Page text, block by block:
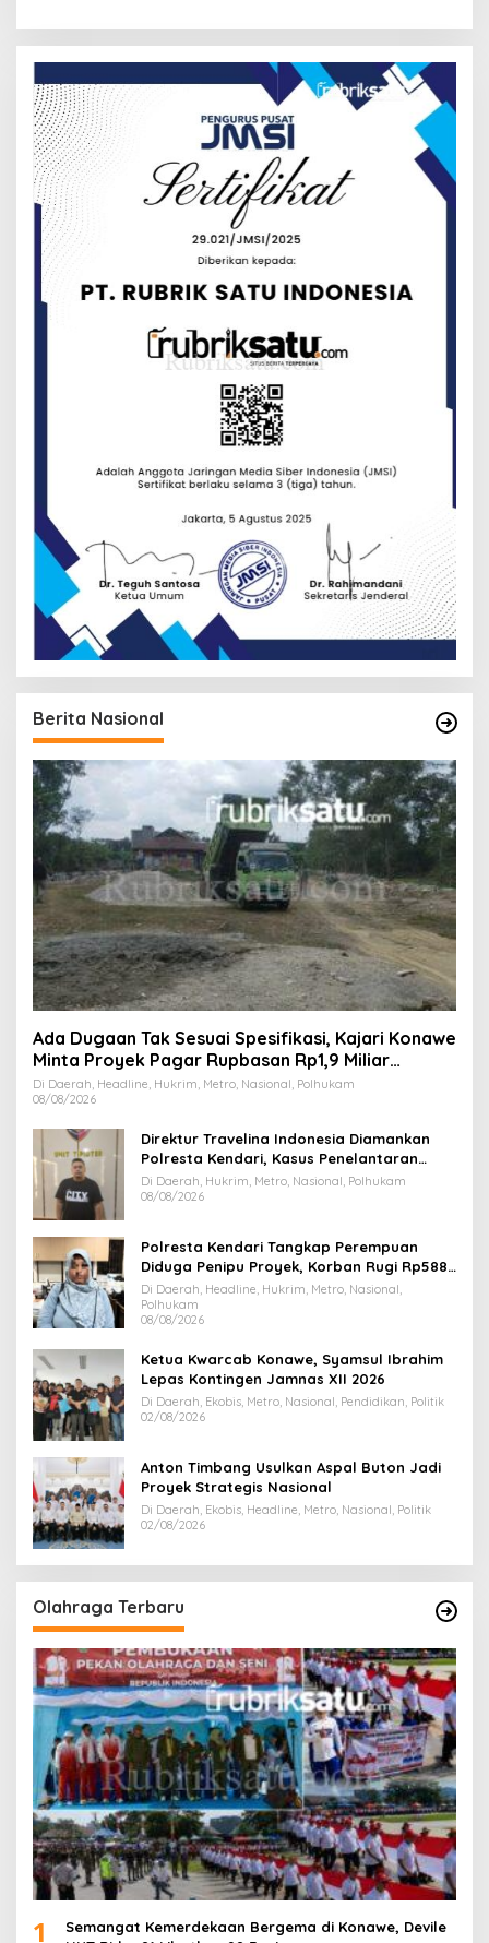
Berita Nasional
Ada Dugaan Tak Sesuai Spesifikasi, Kajari Konawe
Minta Proyek Pagar Rupbasan Rp1,9 Miliar
Dihentikan
Di Daerah, Headline, Hukrim, Metro, Nasional, Polhukam
08/08/2026
Direktur Travelina Indonesia Diamankan
Polresta Kendari, Kasus Penelantaran
Jemaah Umrah Masuk Babak Baru
Di Daerah, Hukrim, Metro, Nasional, Polhukam
08/08/2026
Polresta Kendari Tangkap Perempuan
Diduga Penipu Proyek, Korban Rugi Rp588,1
Juta
Di Daerah, Headline, Hukrim, Metro, Nasional,
Polhukam
08/08/2026
Ketua Kwarcab Konawe, Syamsul Ibrahim
Lepas Kontingen Jamnas XII 2026
Di Daerah, Ekobis, Metro, Nasional, Pendidikan, Politik
02/08/2026
Anton Timbang Usulkan Aspal Buton Jadi
Proyek Strategis Nasional
Di Daerah, Ekobis, Headline, Metro, Nasional, Politik
02/08/2026
Olahraga Terbaru
1
Semangat Kemerdekaan Bergema di Konawe, Devile